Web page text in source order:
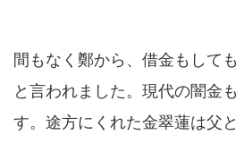
間もなく鄭から、借金もして
と言われました。現代の闇金
す。途方にくれた金翠蓮は父